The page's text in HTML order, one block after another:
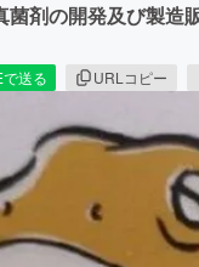
剤の開発及び製造
送る URLコピー